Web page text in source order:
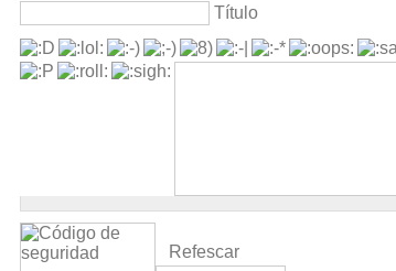
Título
Refescar